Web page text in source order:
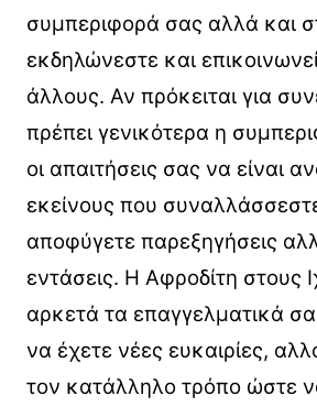
συμπεριφορά σας αλλά και
εκδηλώνεστε και
άλλους. Αν πρόκειται για
πρέπει γενικότερα η
οι απαιτήσεις σας να είναι
εκείνους που
αποφύγετε παρεξηγήσεις
εντάσεις. Η Αφροδίτη στους
αρκετά τα επαγγελματικά
να έχετε νέες ευκαιρίες,
τον κατάλληλο τρόπο ώστε